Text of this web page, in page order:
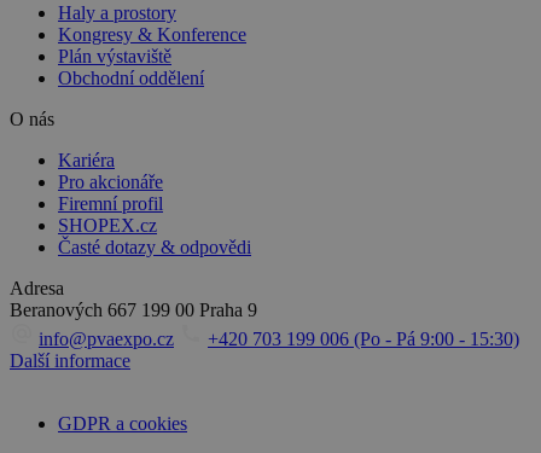
Haly a prostory
Kongresy & Konference
Plán výstaviště
Obchodní oddělení
O nás
Kariéra
Pro akcionáře
Firemní profil
SHOPEX.cz
Časté dotazy & odpovědi
Adresa
Beranových 667 199 00 Praha 9
info@pvaexpo.cz
+420 703 199 006 (Po - Pá 9:00 - 15:30)
Další informace
GDPR a cookies